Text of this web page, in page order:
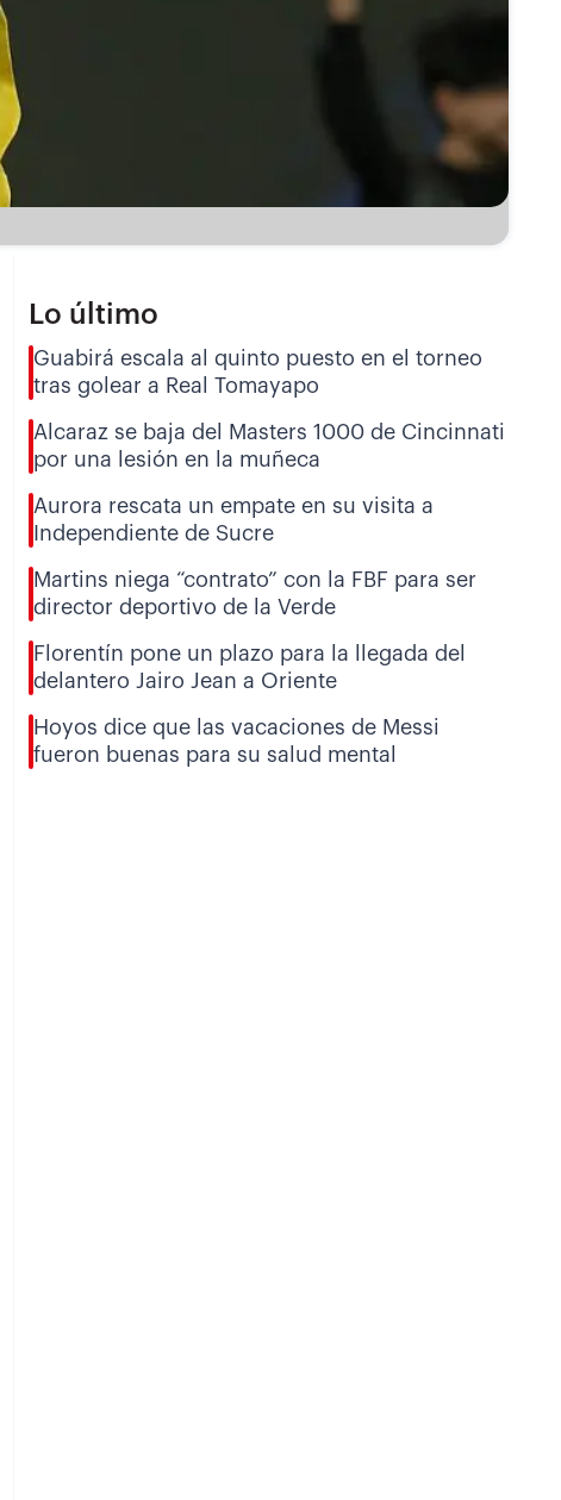
Lo último
Guabirá escala al quinto puesto en el torneo
tras golear a Real Tomayapo
Alcaraz se baja del Masters 1000 de Cincinnati
por una lesión en la muñeca
Aurora rescata un empate en su visita a
Independiente de Sucre
Martins niega “contrato” con la FBF para ser
director deportivo de la Verde
Florentín pone un plazo para la llegada del
delantero Jairo Jean a Oriente
Hoyos dice que las vacaciones de Messi
fueron buenas para su salud mental